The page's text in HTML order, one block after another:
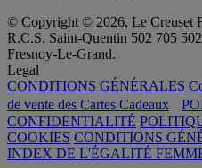
© Copyright © 2026, Le Creuset
R.C.S. Saint-Quentin 502 705
Fresnoy-Le-Grand.
Legal
CONDITIONS GÉNÉRALES
de vente des Cartes Cadeaux
CONFIDENTIALITÉ
COOKIES CONDITIONS
INDEX DE L'ÉGALITÉ